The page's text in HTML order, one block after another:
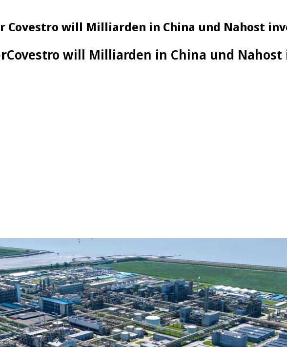
will Milliarden in China und Nahost
Covestro will Milliarden in China und